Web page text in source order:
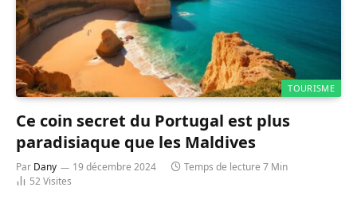
TOURISME
Ce coin secret du Portugal est plus
paradisiaque que les Maldives
Par Dany 19 décembre 2024
Temps de lecture 7 Min
52Visites